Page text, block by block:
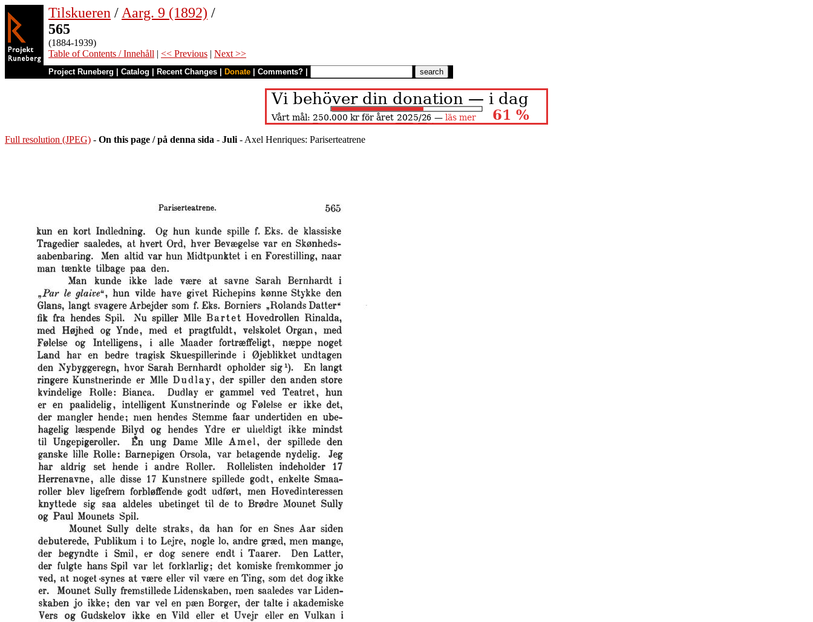
Tilskueren / Aarg. 9 (1892) /
565
(1884-1939)
Table of Contents / Innehåll | << Previous | Next >>
Project Runeberg Catalog Recent Changes Donate Comments?
Full resolution (JPEG) - On this page / på denna sida - Juli - Axel Henriques: Pariserteatrene